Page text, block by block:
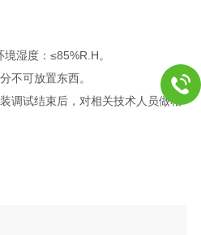
湿度：≤85%R.H。
不可放置东西。
调试结束后，对相关技术人员做相